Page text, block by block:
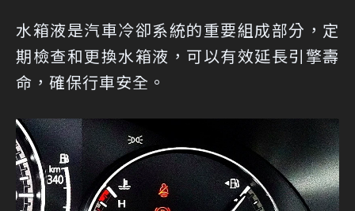
水箱液是汽車冷卻系統的重要組成部分，定
期檢查和更換水箱液，可以有效延長引擎壽
命，確保行車安全。